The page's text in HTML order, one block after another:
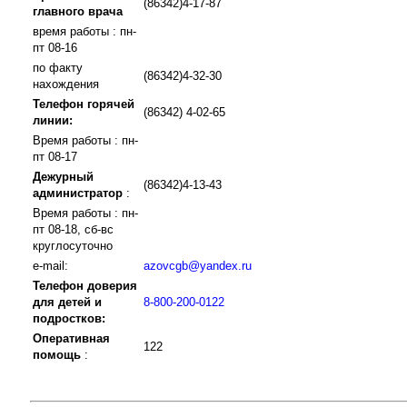
главного врача
(86342)4-17-87
время работы : пн-
пт 08-16
по факту
нахождения
(86342)4-32-30
Телефон горячей
линии:
(86342) 4-02-65
Время работы : пн-
пт 08-17
Дежурный
администратор :
(86342)4-13-43
Время работы : пн-
пт 08-18, сб-вс
круглосуточно
e-mail:
azovcgb@yandex.ru
Телефон доверия
для детей и
подростков:
8-800-200-0122
Оперативная
помощь :
122